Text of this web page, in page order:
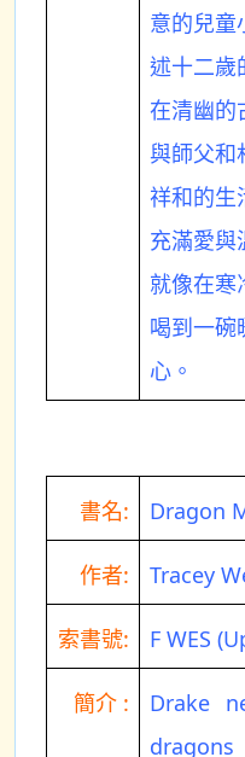
意的兒童
述十二歲
在清幽的
與師父和
祥和的生
充滿愛與
就像在寒
喝到一碗
心。
書名: Dragon
作者: Tracey
索書號: F WES
簡介 :
Drake